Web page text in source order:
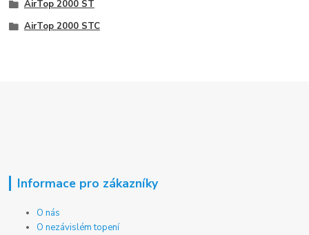
AirTop 2000 ST
AirTop 2000 STC
Informace pro zákazníky
O nás
O nezávislém topení